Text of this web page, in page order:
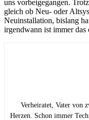
uns vorbeigegangen.
gleich ob Neu- oder
Neuinstallation, bislang
irgendwann ist immer das
Verheiratet, Vater von
Herzen. Schon immer